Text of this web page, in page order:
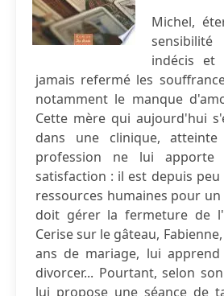
Michel,
indécis et
jamais refermé les
notamment le manque
Cette mère qui aujourd'hui
dans une clinique, atteinte
profession ne lui
satisfaction : il est depuis peu
ressources humaines pour
doit gérer la fermeture de
Cerise sur le gâteau,
ans de mariage, lui
divorcer... Pourtant, selon
lui propose une séance de